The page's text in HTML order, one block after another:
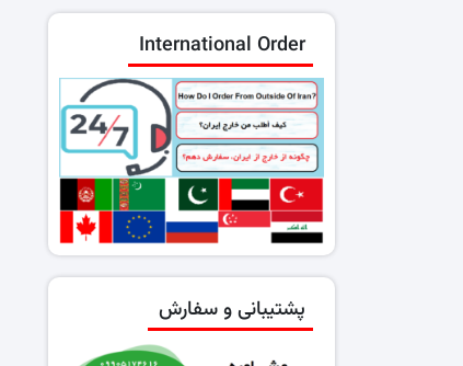
International Order
پشتیبانی و سفارش